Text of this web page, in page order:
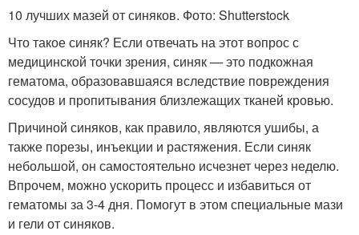
10 лучших мазей от синяков. Фото: Shutterstock
Что такое синяк? Если отвечать на этот вопрос с
медицинской точки зрения, синяк — это подкожная
гематома, образовавшаяся вследствие повреждения
сосудов и пропитывания близлежащих тканей кровью.
Причиной синяков, как правило, являются ушибы, а
также порезы, инъекции и растяжения. Если синяк
небольшой, он самостоятельно исчезнет через неделю.
Впрочем, можно ускорить процесс и избавиться от
гематомы за 3-4 дня. Помогут в этом специальные мази
и гели от синяков.